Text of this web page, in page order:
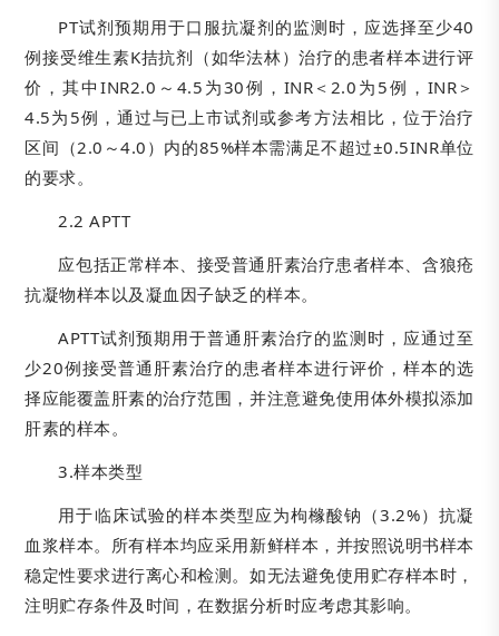
PT试剂预期用于口服抗凝剂的监测时，应选择至少40
例接受维生素K拮抗剂（如华法林）治疗的患者样本进行评
价，其中INR2.0～4.5为30例，INR＜2.0为5例，INR＞
4.5为5例，通过与已上市试剂或参考方法相比，位于治疗
区间（2.0～4.0）内的85%样本需满足不超过±0.5INR单位
的要求。
2.2 APTT
应包括正常样本、接受普通肝素治疗患者样本、含狼疮
抗凝物样本以及凝血因子缺乏的样本。
APTT试剂预期用于普通肝素治疗的监测时，应通过至
少20例接受普通肝素治疗的患者样本进行评价，样本的选
择应能覆盖肝素的治疗范围，并注意避免使用体外模拟添加
肝素的样本。
3.样本类型
用于临床试验的样本类型应为枸橼酸钠（3.2%）抗凝
血浆样本。所有样本均应采用新鲜样本，并按照说明书样本
稳定性要求进行离心和检测。如无法避免使用贮存样本时，
注明贮存条件及时间，在数据分析时应考虑其影响。